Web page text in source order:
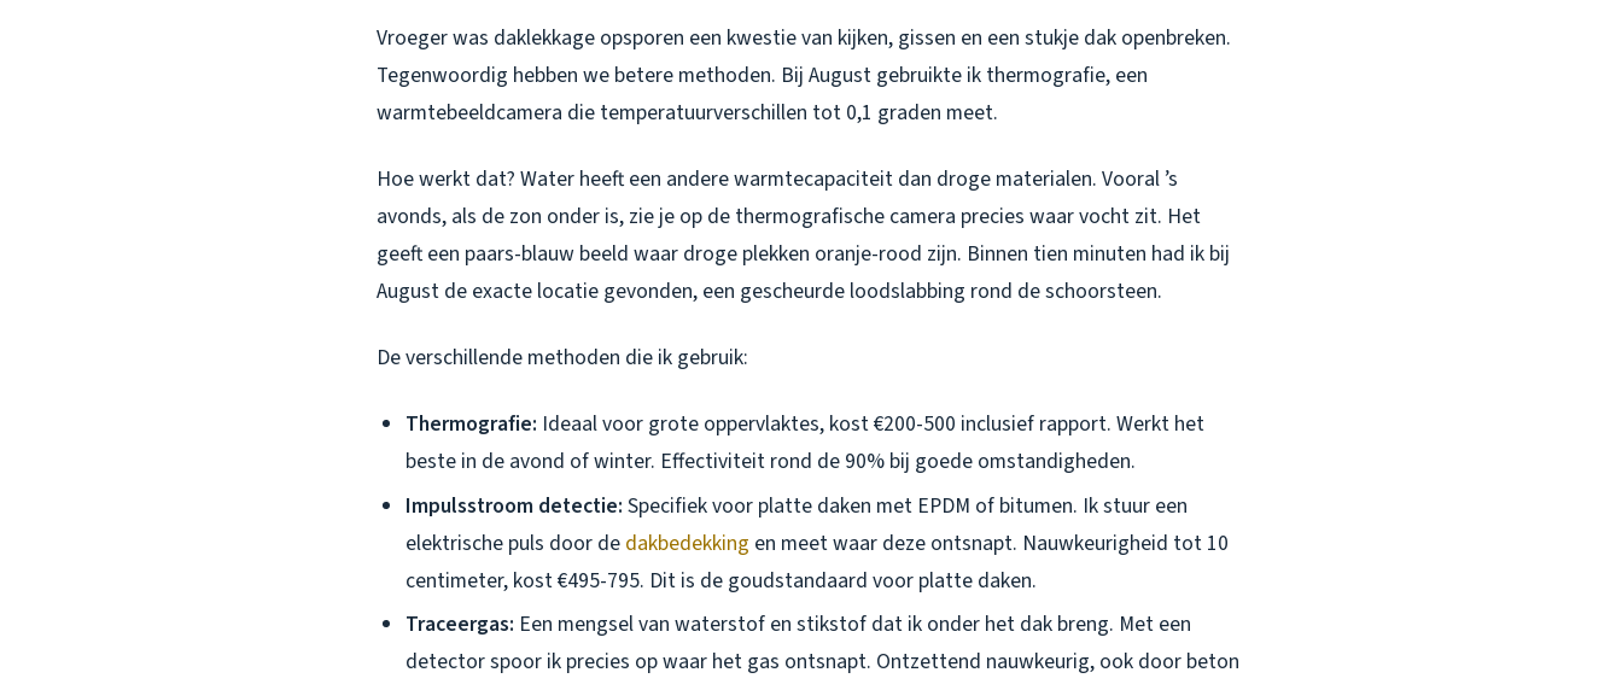
Vroeger was daklekkage opsporen een kwestie van kijken, gissen en een stukje dak openbreken.
Tegenwoordig hebben we betere methoden. Bij August gebruikte ik thermografie, een
warmtebeeldcamera die temperatuurverschillen tot 0,1 graden meet.
Hoe werkt dat? Water heeft een andere warmtecapaciteit dan droge materialen. Vooral ’s
avonds, als de zon onder is, zie je op de thermografische camera precies waar vocht zit. Het
geeft een paars-blauw beeld waar droge plekken oranje-rood zijn. Binnen tien minuten had ik bij
August de exacte locatie gevonden, een gescheurde loodslabbing rond de schoorsteen.
De verschillende methoden die ik gebruik:
Thermografie: Ideaal voor grote oppervlaktes, kost €200-500 inclusief rapport. Werkt het
beste in de avond of winter. Effectiviteit rond de 90% bij goede omstandigheden.
Impulsstroom detectie: Specifiek voor platte daken met EPDM of bitumen. Ik stuur een
elektrische puls door de dakbedekking en meet waar deze ontsnapt. Nauwkeurigheid tot 10
centimeter, kost €495-795. Dit is de goudstandaard voor platte daken.
Traceergas: Een mengsel van waterstof en stikstof dat ik onder het dak breng. Met een
detector spoor ik precies op waar het gas ontsnapt. Ontzettend nauwkeurig, ook door beton